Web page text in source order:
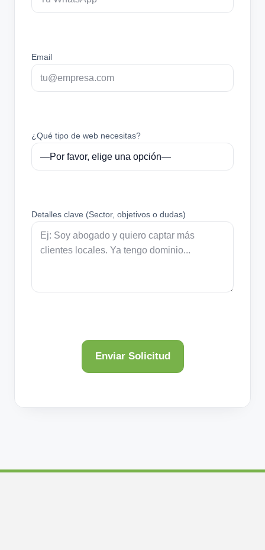
Email
¿Qué tipo de web necesitas?
Detalles clave (Sector, objetivos o dudas)